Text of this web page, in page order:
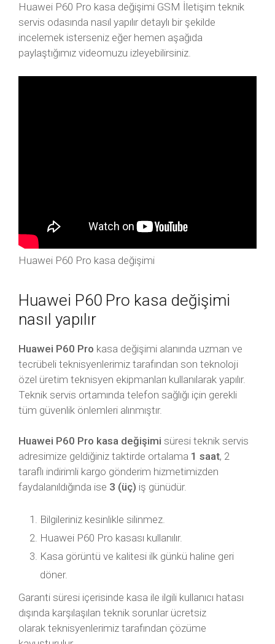
Huawei P60 Pro kasa değişimi GSM İletişim teknik
servis odasında nasıl yapılır detaylı bir şekilde
incelemek isterseniz eğer hemen aşağıda
paylaştığımız videomuzu izleyebilirsiniz.
Huawei P60 Pro kasa değişimi
Huawei P60 Pro kasa değişimi
nasıl yapılır
Huawei P60 Pro kasa değişimi alanında uzman ve
tecrübeli teknisyenlerimiz tarafından son teknoloji
özel üretim teknisyen ekipmanları kullanılarak yapılır.
Teknik servis ortamında telefon sağlığı için gerekli
tüm güvenlik önlemleri alınmıştır.
Huawei P60 Pro kasa değişimi süresi teknik servis
adresimize geldiğiniz taktirde ortalama 1 saat, 2
taraflı indirimli kargo gönderim hizmetimizden
faydalanıldığında ise 3 (üç) iş günüdür.
Bilgileriniz kesinlikle silinmez.
Huawei P60 Pro kasası kullanılır.
Kasa görüntü ve kalitesi ilk günkü haline geri
döner.
Garanti süresi içerisinde kasa ile ilgili kullanıcı hatası
dışında karşılaşılan teknik sorunlar ücretsiz
olarak teknisyenlerimiz tarafından çözüme